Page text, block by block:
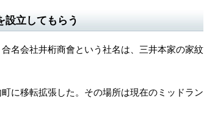
立してもらう
名会社井桁商會という社名は、三井本家の家紋
に移転拡張した。その場所は現在のミッドラン